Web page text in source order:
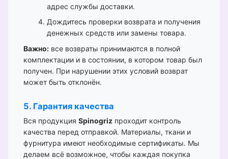
адрес службы доставки.
Дождитесь проверки возврата и получения
денежных средств или замены товара.
Важно: все возвраты принимаются в полной
комплектации и в состоянии, в котором товар был
получен. При нарушении этих условий возврат
может быть отклонён.
5. Гарантия качества
Вся продукция Spinogriz проходит контроль
качества перед отправкой. Материалы, ткани и
фурнитура имеют необходимые сертификаты. Мы
делаем всё возможное, чтобы каждая покупка